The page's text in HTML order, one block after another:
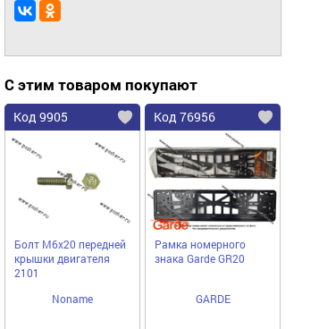
С этим товаром покупают
Код 9905
Болт М6х20 передней
крышки двигателя
2101
Noname
Код 76956
Рамка номерного
знака Garde GR20
GARDE